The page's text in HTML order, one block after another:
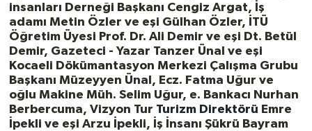
insanları Derneği Başkanı Cengiz Argat, İş
adamı Metin Özler ve eşi Gülhan Özler, İTÜ
Öğretim Üyesi Prof. Dr. Ali Demir ve eşi Dt. Betül
Demir, Gazeteci - Yazar Tanzer Ünal ve eşi
Kocaeli Dökümantasyon Merkezi Çalışma Grubu
Başkanı Müzeyyen Ünal, Ecz. Fatma Uğur ve
oğlu Makine Müh. Selim Uğur, e. Bankacı Nurhan
Berbercuma, Vizyon Tur Turizm Direktörü Emre
İpekli ve eşi Arzu İpekli, İş İnsanı Şükrü Bayram